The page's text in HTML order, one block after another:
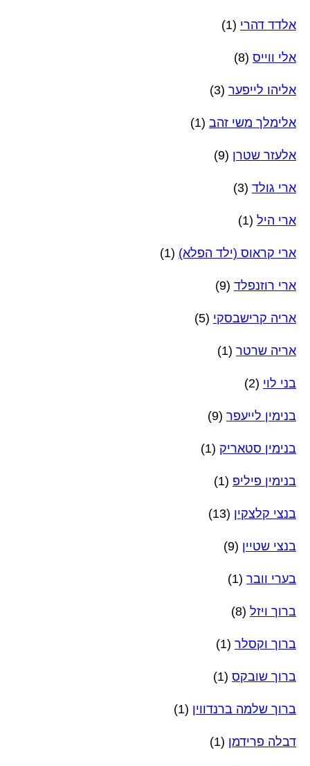
אלדד דהרי (1)
אלי ווייס (8)
אליהו לייפער (3)
אלימלך משי זהב (1)
אלעזר שטרן (9)
ארי גולד (3)
ארי היל (1)
ארי קראוס (ילד הפלא) (1)
ארי רוזנפלד (9)
אריה קרישבסקי (5)
אריה שרטר (1)
בני לוי (2)
בנימין לייעפר (9)
בנימין סטאריק (1)
בנימין פיליפ (1)
בנצי קלצקין (13)
בנצי שטיין (9)
בערי וובר (1)
ברוך ויזל (8)
ברוך וקסלר (1)
ברוך שובקס (1)
ברוך שלמה ברנדווין (1)
דבלה פרידמן (1)